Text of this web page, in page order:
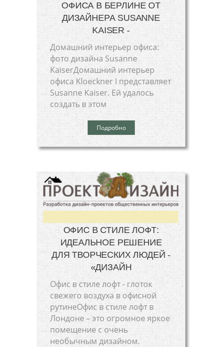
ОФИСА В БЕРЛИНЕ ОТ
ДИЗАЙНЕРА SUSANNE
KAISER -
Домашний интерьер офиса:
фото дизайна Susanne
KaiserДомашний интерьер
офиса Kloeckner I представляет
Susanne Kaiser. Ей удалось
создать в этом
Подробно
ОФИС В СТИЛЕ ЛОФТ:
ИДЕАЛЬНОЕ РЕШЕНИЕ
ДЛЯ ТВОРЧЕСКИХ ЛЮДЕЙ -
«ДИЗАЙН
Офис в стиле лофт - глоток
свежего воздуха в офисной
рутинеОфис в стиле лофт в
Лондоне – это огромное яркое
помещение с очень
необычным дизайном.